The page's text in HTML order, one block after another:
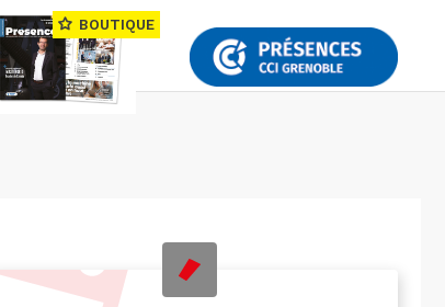
BOUTIQUE